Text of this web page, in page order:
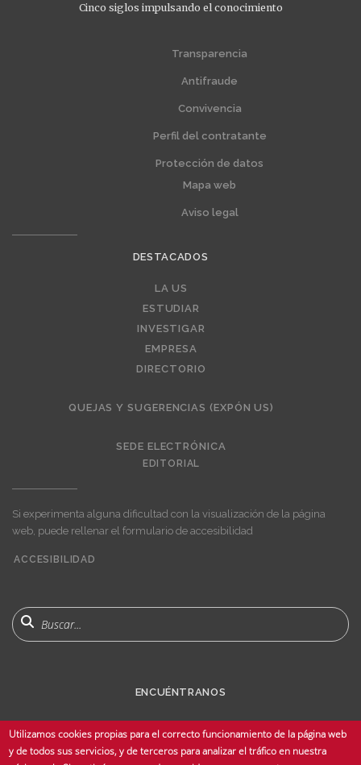
Cinco siglos impulsando el conocimiento
Transparencia
Antifraude
Convivencia
Perfil del contratante
Protección de datos
Mapa web
Aviso legal
DESTACADOS
LA US
ESTUDIAR
INVESTIGAR
EMPRESA
DIRECTORIO
QUEJAS Y SUGERENCIAS (EXPÓN US)
SEDE ELECTRÓNICA
EDITORIAL
Si experimenta alguna dificultad con la visualización de la página
web, puede rellenar el formulario de accesibilidad
menu
ACCESIBILIDAD
Buscar
ENCUÉNTRANOS
Utilizamos cookies propias para el correcto funcionamiento de la página web
y de todos sus servicios, y de terceros para analizar el tráfico en nuestra